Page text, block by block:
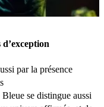
par la présence
se distingue aussi